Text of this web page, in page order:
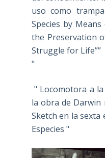
uso como
Species by
the Preservation
Struggle for Life””
"
" Locomotora a la
la obra de Darwin
Sketch en la sexta
Especies "